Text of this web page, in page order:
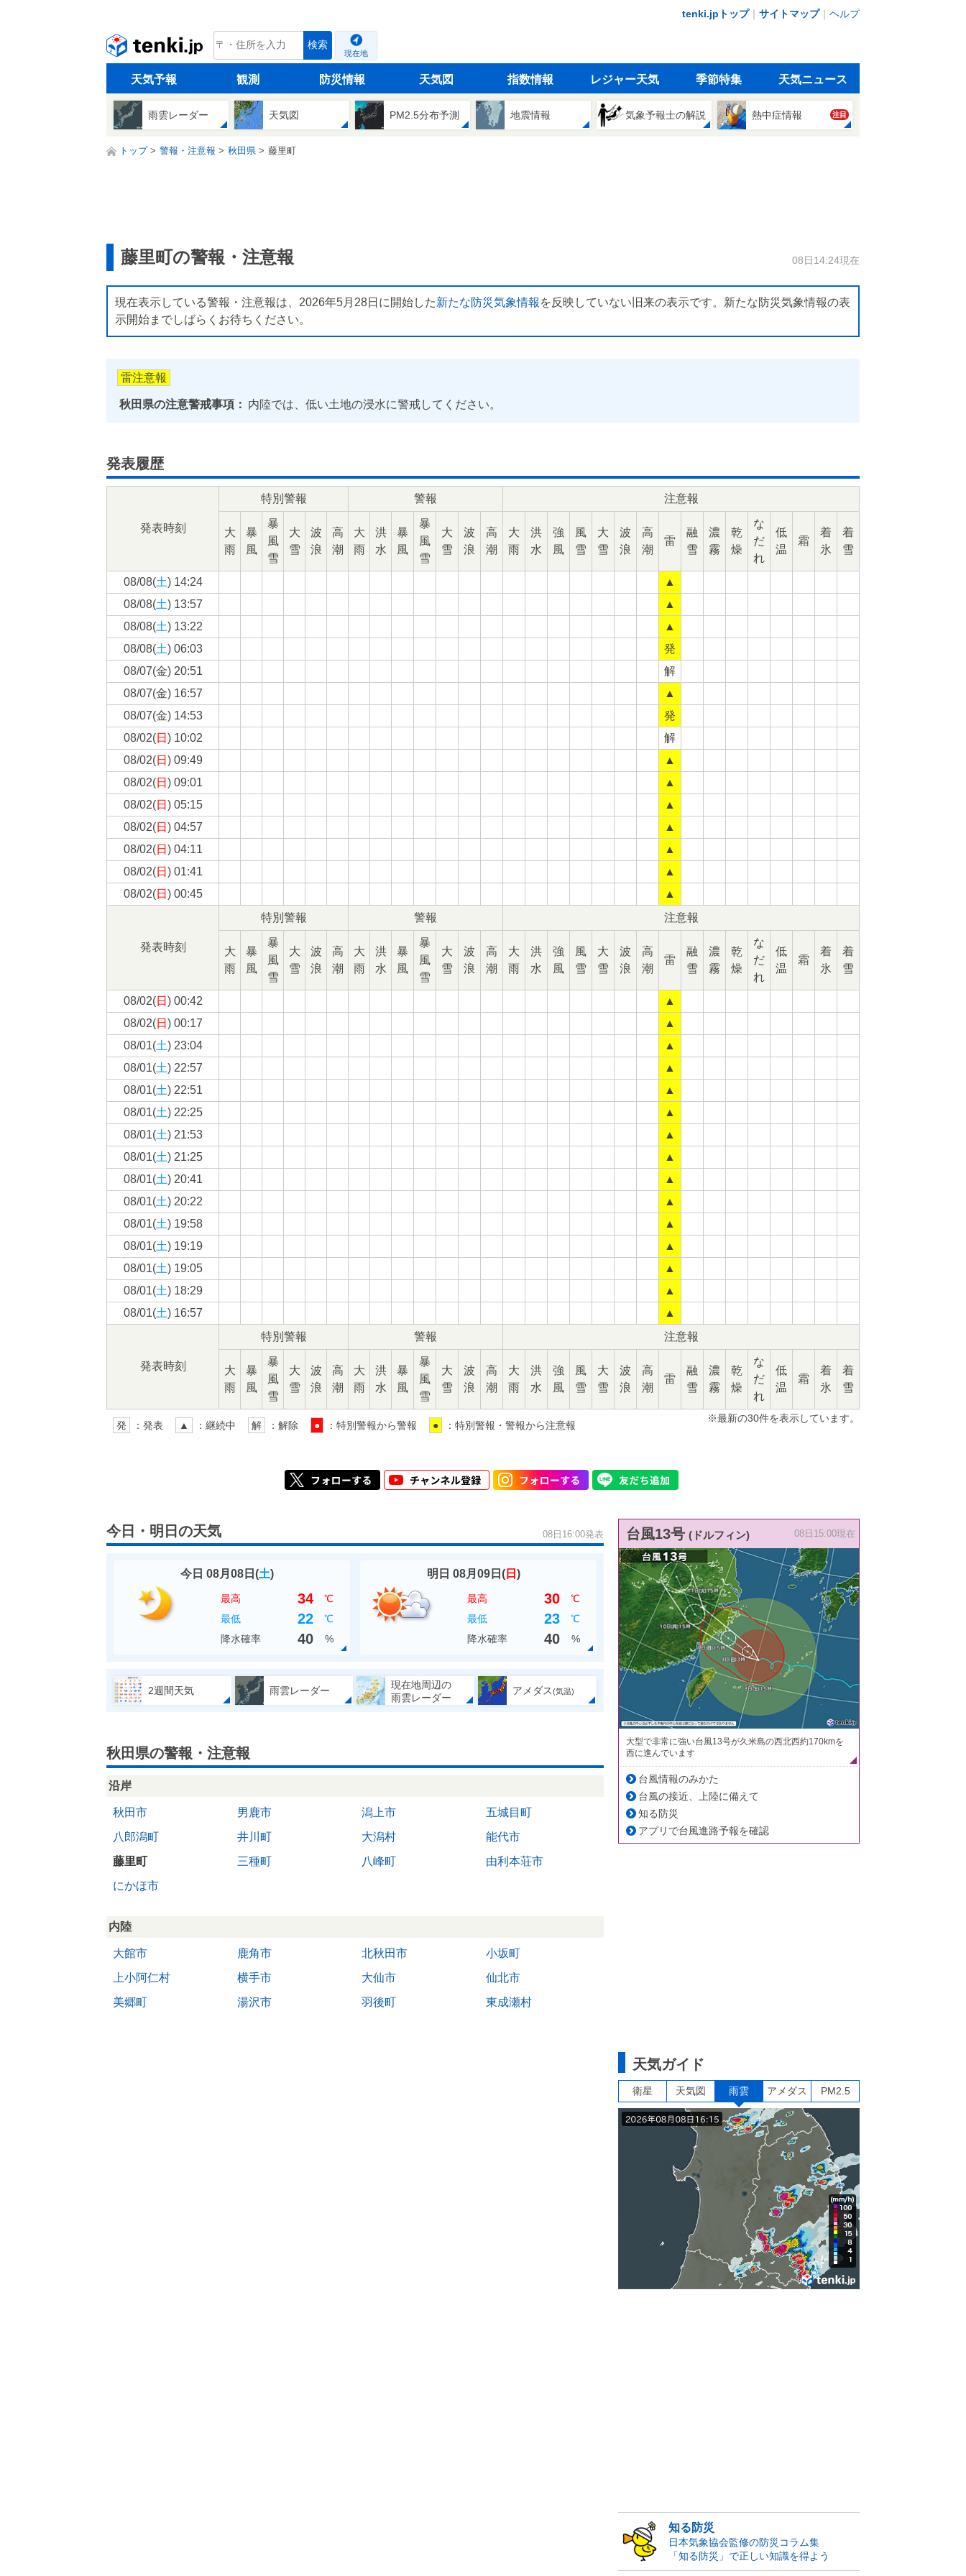
tenki.jpトップ｜ サイトマップ｜ ヘルプ
tenki.jp 検索
現在地
天気予報 観測 防災情報 天気図 指数情報 レジャー天気 季節特集 天気ニュース
雨雲レーダー 天気図 PM2.5分布予測 地震情報 気象予報士の解説 熱中症情報 注目
トップ 警報・注意報 秋田県 藤里町
藤里町の警報・注意報 08日14:24現在
現在表示している警報・注意報は、2026年5月28日に開始した新たな防災気象情報 を反映していない旧来の表示です。新たな防災気象情報の表
示開始までしばらくお待ちください。
雷注意報
秋田県の注意警戒事項： 内陸では、低い土地の浸水に警戒してください。
発表履歴
発表時刻
特別警報 警報 注意報
大
雨
暴
風
暴
風
雪
大
雪
波
浪
高
潮
大
雨
洪
水
暴
風
暴
風
雪
大
雪
波
浪
高
潮
大
雨
洪
水
強
風
風
雪
大
雪
波
浪
高
潮
雷
融
雪
濃
霧
乾
燥
な
だ
れ
低
温
霜
着
氷
着
雪
08/08(土) 14:24
▲
08/08(土) 13:57
▲
08/08(土) 13:22
▲
08/08(土) 06:03
発
08/07(金) 20:51
解
08/07(金) 16:57
▲
08/07(金) 14:53
発
08/02(日 ) 10:02
解
08/02(日 ) 09:49
▲
08/02(日 ) 09:01
▲
08/02(日 ) 05:15
▲
08/02(日 ) 04:57
▲
08/02(日 ) 04:11
▲
08/02(日 ) 01:41
▲
08/02(日 ) 00:45 ▲
発表時刻
特別警報 警報 注意報
大
雨
暴
風
暴
風
雪
大
雪
波
浪
高
潮
大
雨
洪
水
暴
風
暴
風
雪
大
雪
波
浪
高
潮
大
雨
洪
水
強
風
風
雪
大
雪
波
浪
高
潮
雷
融
雪
濃
霧
乾
燥
な
だ
れ
低
温
霜
着
氷
着
雪
08/02(日 ) 00:42
▲
08/02(日 ) 00:17
▲
08/01(土) 23:04
▲
08/01(土) 22:57
▲
08/01(土) 22:51
▲
08/01(土) 22:25
▲
08/01(土) 21:53
▲
08/01(土) 21:25
▲
08/01(土) 20:41
▲
08/01(土) 20:22
▲
08/01(土) 19:58
▲
08/01(土) 19:19
▲
08/01(土) 19:05
▲
08/01(土) 18:29
▲
08/01(土) 16:57 ▲
発表時刻
特別警報 警報 注意報
大
雨
暴
風
暴
風
雪
大
雪
波
浪
高
潮
大
雨
洪
水
暴
風
暴
風
雪
大
雪
波
浪
高
潮
大
雨
洪
水
強
風
風
雪
大
雪
波
浪
高
潮
雷
融
雪
濃
霧
乾
燥
な
だ
れ
低
温
霜
着
氷
着
雪
※最新の30件を表示しています。
発 ：発表 ▲ ：継続中 解 ：解除 ● ：特別警報から警報 ● ：特別警報・警報から注意報
今日・明日の天気 08日16:00発表
今日 08月08日(土)
最高 34
℃
最低
22
℃
降水確率
40 %
明日 08月09日(日 )
最高 30
℃
最低
23
℃
降水確率
40 %
2週間天気 雨雲レーダー
現在地周辺の
雨雲レーダー
アメダス(気温)
秋田県の警報・注意報
沿岸
秋田市 男鹿市 潟上市
五城目町
八郎潟町
井川町 大潟村
能代市
藤里町
三種町 八峰町
由利本荘市
にかほ市
内陸
大館市 鹿角市 北秋田市
小坂町
上小阿仁村
横手市 大仙市
仙北市
美郷町
湯沢市 羽後町 東成瀬村
台風13号 (ドルフィン) 08日15:00現在
大型で非常に強い台風13号が久米島の西北西約170kmを
西に進んでいます
台風情報のみかた
台風の接近、上陸に備えて
知る防災
アプリで台風進路予報を確認
天気ガイド
衛星 天気図 雨雲 アメダス PM2.5
知る防災
日本気象協会監修の防災コラム集
「知る防災」で正しい知識を得よう